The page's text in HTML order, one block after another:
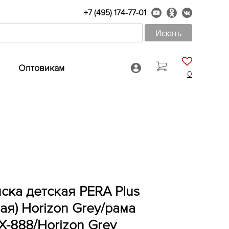
+7 (495) 174-77-01
Оптовикам
0
детская PERA Plus
Horizon Grey/рама
888/Horizon Grey